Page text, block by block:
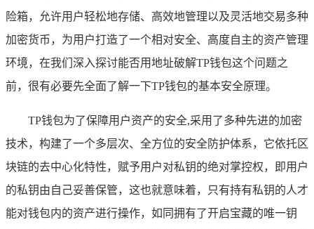
险箱，允许用户轻松地存储、高效地管理以及灵活地交易多种
加密货币，为用户打造了一个相对安全、高度自主的资产管理
环境，在我们深入探讨能否用地址破解TP钱包这个问题之
前，很有必要先全面了解一下TP钱包的基本安全原理。
TP钱包为了保障用户资产的安全,采用了多种先进的加密
技术，构建了一个多层次、全方位的安全防护体系，它依托区
块链的去中心化特性，赋予用户对私钥的绝对掌控权，即用户
的私钥由自己妥善保管，这也就意味着，只有持有私钥的人才
能对钱包内的资产进行操作，如同拥有了开启宝藏的唯一钥